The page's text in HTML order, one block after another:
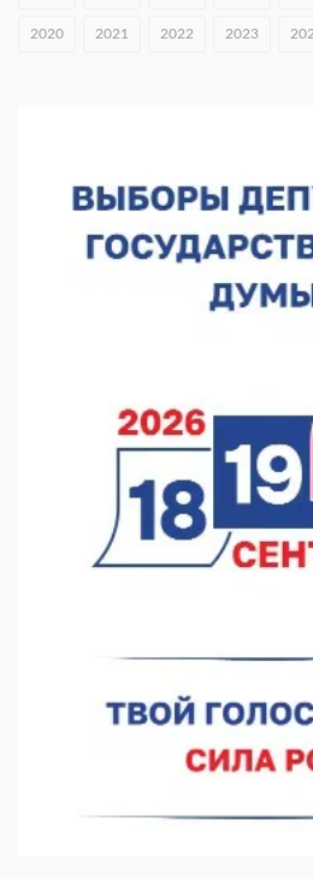
нас»
10.08.2026 13:53
В Нижнем Новгороде
«Заповедные кварталы»
10.08.2026 11:53
2020 2021 2022 2023